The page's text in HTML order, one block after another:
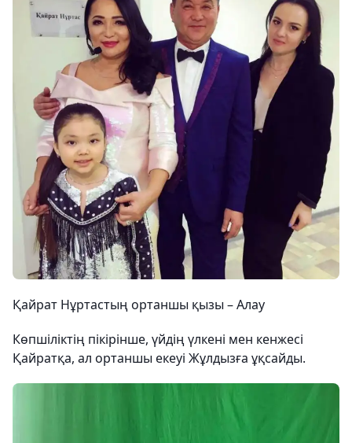
Қайрат Нұртастың ортаншы қызы – Алау
Көпшіліктің пікірінше, үйдің үлкені мен кенжесі
Қайратқа, ал ортаншы екеуі Жұлдызға ұқсайды.